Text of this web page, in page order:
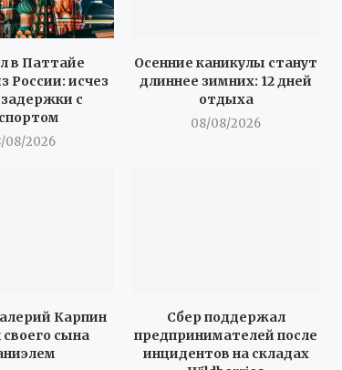
в Паттайе
России: исчез
задержки с
08/2026
Осенние каникулы станут
длиннее зимних: 12 дней
отдыха
08/08/2026
Карпин
своего сына
Сбер поддержал
предпринимателей после
инцидентов на складах